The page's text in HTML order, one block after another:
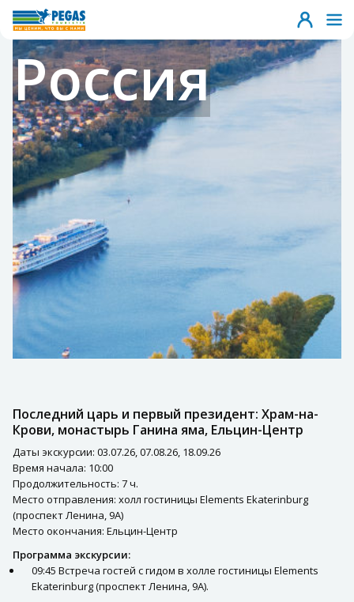
Россия
Последний царь и первый президент: Храм-на-
Крови, монастырь Ганина яма, Ельцин-Центр
Даты экскурсии: 03.07.26, 07.08.26, 18.09.26
Время начала: 10:00
Продолжительность: 7 ч.
Место отправления: холл гостиницы Elements Ekaterinburg
(проспект Ленина, 9А)
Место окончания: Ельцин-Центр
Программа экскурсии:
09:45 Встреча гостей с гидом в холле гостиницы Elements
Ekaterinburg (проспект Ленина, 9А).